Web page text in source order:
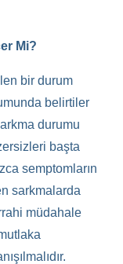
Mi?
bir durum
belirtiler
durumu
başta
semptomların
sarkmalarda
müdahale